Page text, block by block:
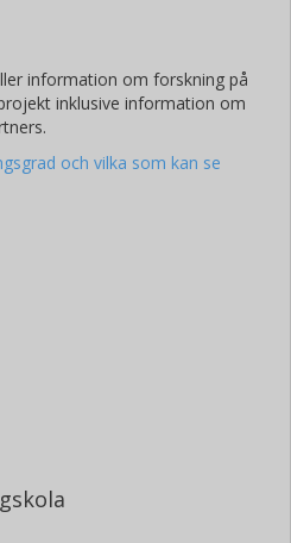
information om forskning på
inklusive information om
och vilka som kan se